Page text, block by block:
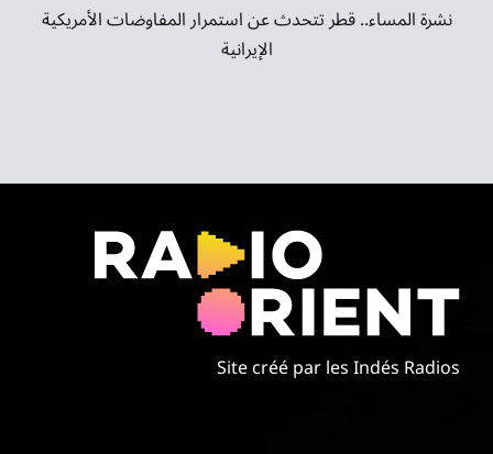
نشرة المساء.. قطر تتحدث عن استمرار المفاوضات الأمريكية
الإيرانية
Site créé par les Indés Radios